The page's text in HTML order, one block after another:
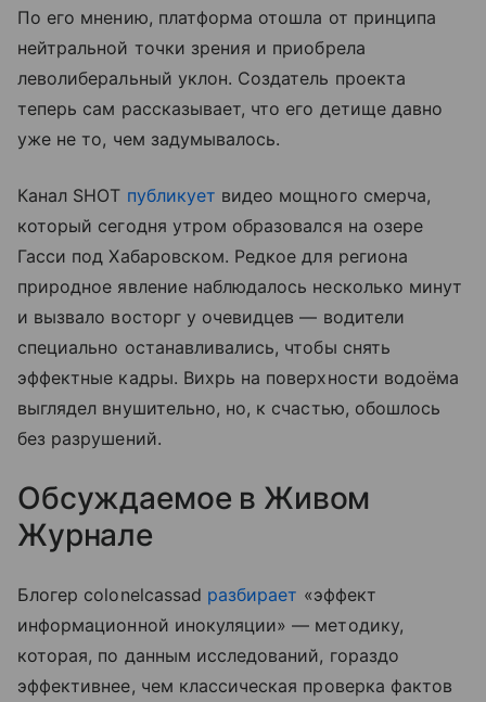
По его мнению, платформа отошла от принципа
нейтральной точки зрения и приобрела
леволиберальный уклон. Создатель проекта
теперь сам рассказывает, что его детище давно
уже не то, чем задумывалось.
Канал SHOT публикует видео мощного смерча,
который сегодня утром образовался на озере
Гасси под Хабаровском. Редкое для региона
природное явление наблюдалось несколько минут
и вызвало восторг у очевидцев — водители
специально останавливались, чтобы снять
эффектные кадры. Вихрь на поверхности водоёма
выглядел внушительно, но, к счастью, обошлось
без разрушений.
Обсуждаемое в Живом
Журнале
Блогер colonelcassad разбирает «эффект
информационной инокуляции» — методику,
которая, по данным исследований, гораздо
эффективнее, чем классическая проверка фактов